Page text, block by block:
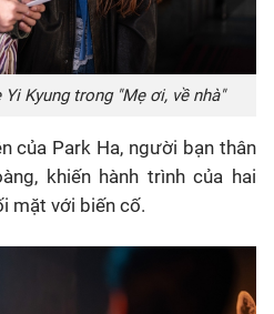
Kyung trong "Mẹ ơi, về nhà"
của Park Ha, người bạn thân
khiến hành trình của hai
mặt với biến cố.